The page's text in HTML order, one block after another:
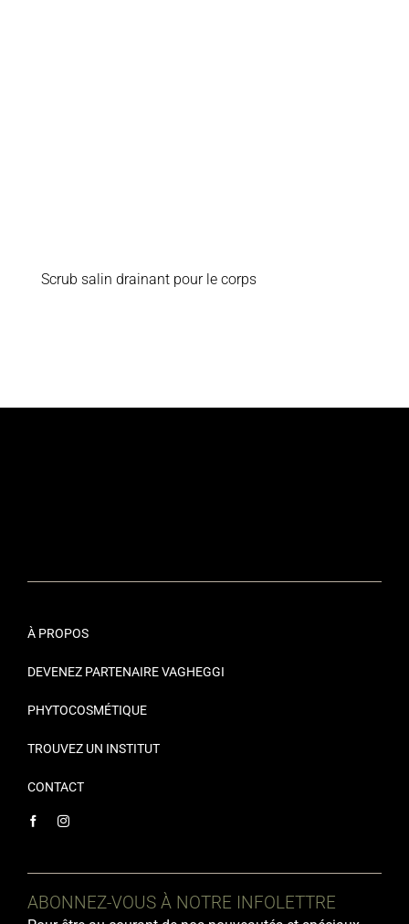
Scrub salin drainant pour le corps
À PROPOS
DEVENEZ PARTENAIRE VAGHEGGI
PHYTOCOSMÉTIQUE
TROUVEZ UN INSTITUT
CONTACT
ABONNEZ-VOUS À NOTRE INFOLETTRE